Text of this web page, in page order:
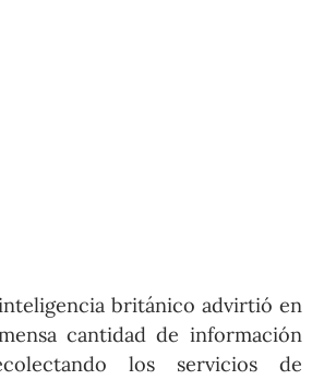
británico advirtió en
cantidad de información
los servicios de